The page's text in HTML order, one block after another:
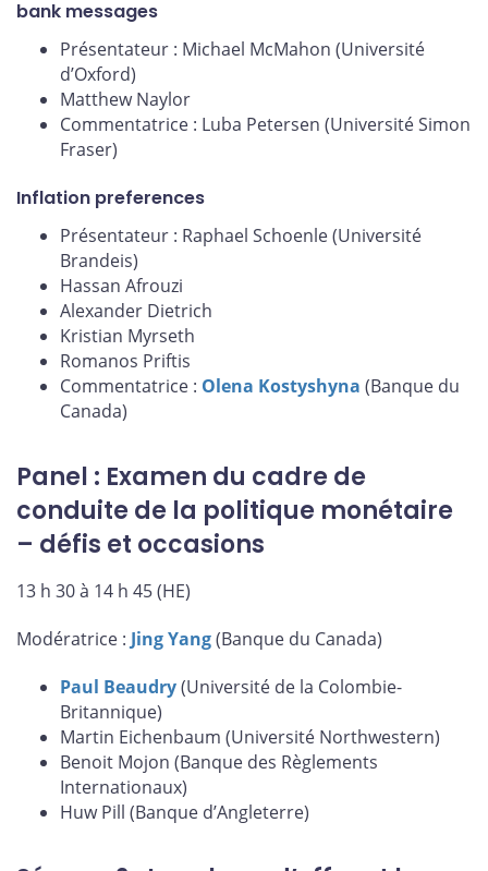
bank messages
Présentateur : Michael McMahon (Université
d’Oxford)
Matthew Naylor
Commentatrice : Luba Petersen (Université Simon
Fraser)
Inflation preferences
Présentateur : Raphael Schoenle (Université
Brandeis)
Hassan Afrouzi
Alexander Dietrich
Kristian Myrseth
Romanos Priftis
Commentatrice : Olena Kostyshyna (Banque du
Canada)
Panel : Examen du cadre de
conduite de la politique monétaire
– défis et occasions
13 h 30 à 14 h 45 (HE)
Modératrice : Jing Yang(Banque du Canada)
Paul Beaudry(Université de la Colombie-
Britannique)
Martin Eichenbaum (Université Northwestern)
Benoit Mojon (Banque des Règlements
Internationaux)
Huw Pill (Banque d’Angleterre)